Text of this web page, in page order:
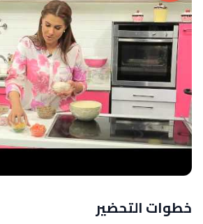
خطوات التحضير